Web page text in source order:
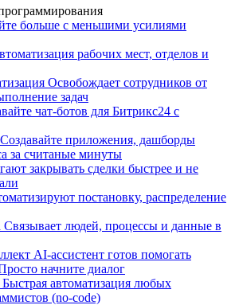
больше с меньшими усилиями
рабочих мест, отделов и
Освобождает сотрудников от
задач
чат-ботов для Битрикс24 с
Создавайте приложения, дашборды
за считаные минуты
закрывать сделки быстрее и не
постановку, распределение
Связывает людей, процессы и данные в
AI-ассистент готов помогать
начните диалог
Быстрая автоматизация любых
(no-code)